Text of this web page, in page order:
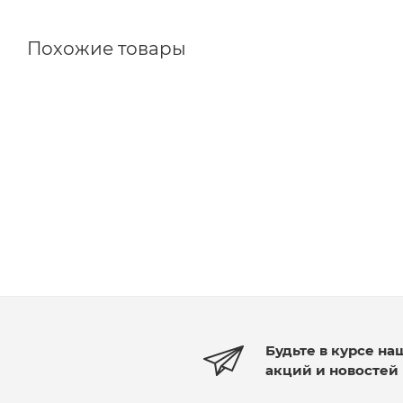
Похожие товары
Будьте в курсе
акций и новостей